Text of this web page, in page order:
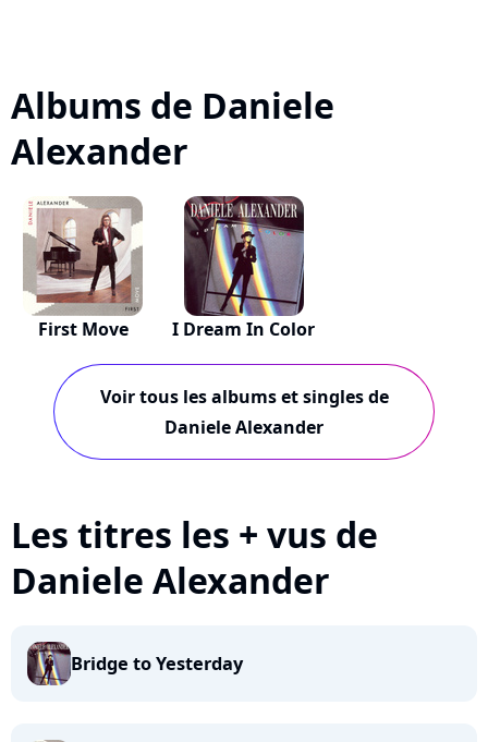
Albums de Daniele
Alexander
First Move I Dream In Color
Voir tous les albums et singles de
Daniele Alexander
Les titres les + vus de
Daniele Alexander
Bridge to Yesterday